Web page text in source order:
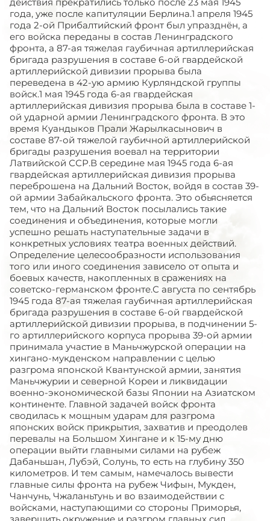
года, уже после капитуляции Берлина.1 апреля 1945
года 2-ой Прибалтийский фронт был упразднён, а
его войска переданы в состав Ленинградского
фронта, а 87-ая тяжелая гаубичная артиллерийская
бригада разрушения в составе 6-ой гвардейской
артиллерийской дивизии прорыва была
переведена в 42-ую армию Курляндской группы
войск.1 мая 1945 года 6-ая гвардейская
артиллерийская дивизия прорыва была в составе 1-
ой ударной армии Ленинградского фронта. В это
время Куандыков Прали Жарылкасынович в
составе 87-ой тяжелой гаубичной артиллерийской
бригады разрушения воевал на территории
Латвийской ССР.В середине мая 1945 года 6-ая
гвардейская артиллерийская дивизия прорыва
переброшена на Дальний Восток, войдя в состав 39-
ой армии Забайкальского фронта. Это обьясняется
тем, что на Дальний Восток посылались такие
соединения и объединения, которые могли
успешно решать наступательные задачи в
конкретных условиях театра военных действий.
Определение целесообразности использования
того или иного соединения зависело от опыта и
боевых качеств, накопленных в сражениях на
советско-германском фронте.С августа по сентябрь
1945 года 87-ая тяжелая гаубичная артиллерийская
бригада разрушения в составе 6-ой гвардейской
артиллерийской дивизии прорыва, в подчинении 5-
го артиллерийского корпуса прорыва 39-ой армии
принимала участие в Маньчжурской операции на
хингано-мукденском направлении с целью
разгрома японской Квантунской армии, занятия
Маньчжурии и северной Кореи и ликвидации
военно-экономической базы Японии на Азиатском
континенте. Главной задачей войск фронта
сводилась к мощным ударам для разгрома
японских войск прикрытия, захватив и преодолев
перевалы на Большом Хингане и к 15-му дню
операции выйти главными силами на рубеж
Дабаньшан, Лубэй, Солунь, то есть на глубину 350
километров. И тем самым, намечалось вывести
главные силы фронта на рубеж Чифын, Мукден,
Чанчунь, Чжаланьтунь и во взаимодействии с
войсками, наступающими со стороны Приморья,
завершить окружение и разгром главных сил